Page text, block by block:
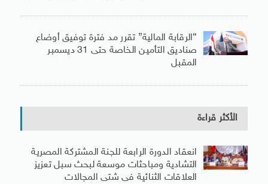
“الرقابة المالية” تقرر مد فترة توفيق أوضاع
صناديق التأمين الخاصة حتى 31 ديسمبر
المقبل
الأكثر قراءة
انعقاد الدورة الرابعة للجنة المشتركة المصرية
التشادية ومباحثات موسعة لبحث سبل تعزيز
العلاقات الثنائية فى شتى المجالات